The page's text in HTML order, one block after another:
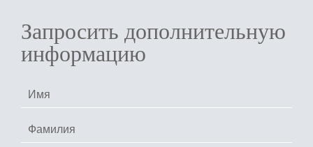
Запросить дополнительную
информацию